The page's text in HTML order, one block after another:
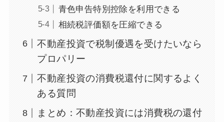
青色申告特別控除を利用できる
相続税評価額を圧縮できる
不動産投資で税制優遇を受けたいなら
プロパリー
不動産投資の消費税還付に関するよく
ある質問
まとめ：不動産投資には消費税の還付